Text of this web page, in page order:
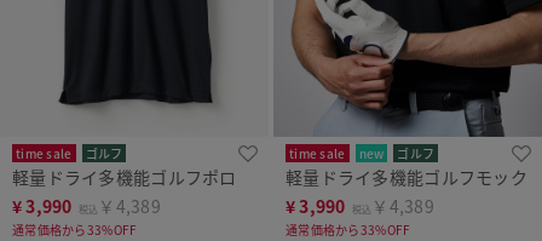
time sale ゴルフ
軽量ドライ多機能ゴルフポロ
¥3,990 税込 ￥4,389
通常価格から33%OFF
time sale new ゴルフ
軽量ドライ多機能ゴルフモック
¥3,990 税込 ￥4,389
通常価格から33%OFF